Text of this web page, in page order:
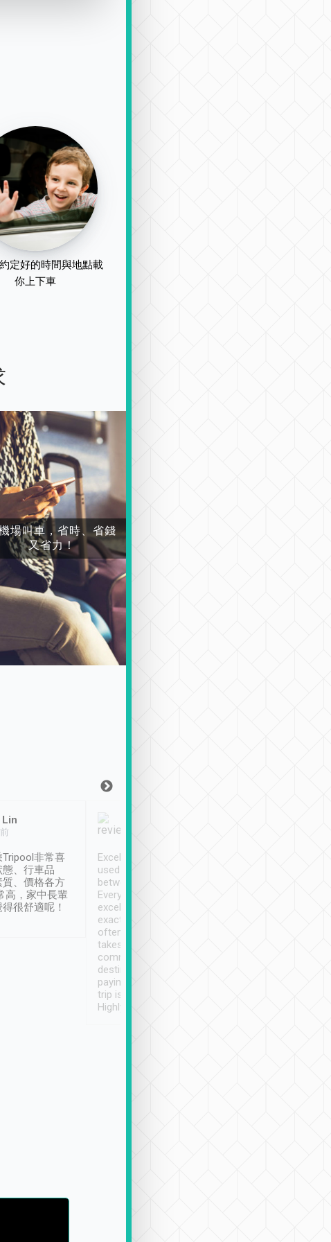
定好的時間與地點載
你上下車
場叫車，省時、省錢
又省力！
Lin
非常喜
、行車品
質、價格各方
高，家中長輩
很舒適呢！
Excellent service. We have
used Tripool to travel
between cities in Taiwan.
Every driver has been
excellent and arrives
exactly on time. As there is
often limited English it
takes the difficulty out of
communicating the
destination details and
paying online prior to the
trip is very convenient.
Highly recommended